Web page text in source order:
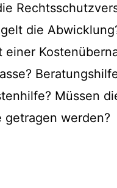
die
einer
Müssen
getragen werden?